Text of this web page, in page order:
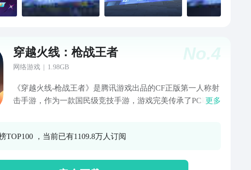
No.4
穿越火线：枪战王者
网络游戏 1.98GB
《穿越火线-枪战王者》是腾讯游戏出品的CF正版第一人称射
击手游，作为一款国民级竞技手游，游戏完美传承了PC端的
致射击乐趣和竞技对抗的热血，好玩就要一起玩。
更多
TOP100 ，当前已有1109.8万人订阅